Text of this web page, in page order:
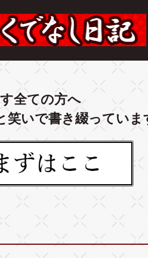
全ての方へ
笑いで書き綴っていま